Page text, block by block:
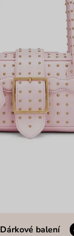
Dárkové balení